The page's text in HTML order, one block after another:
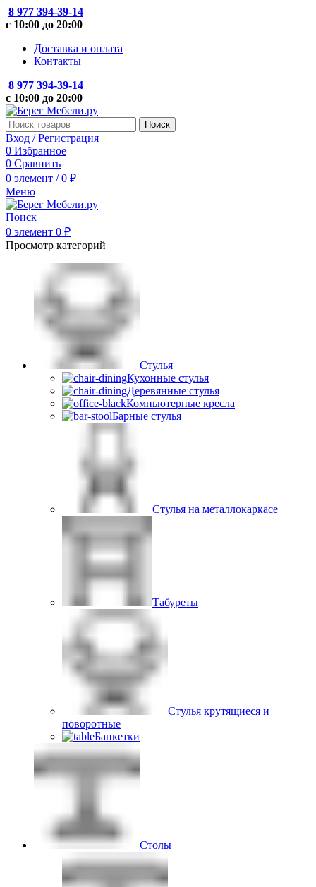
8 977 394-39-14
с 10:00 до 20:00
Доставка и оплата
Контакты
8 977 394-39-14
с 10:00 до 20:00
Поиск
Вход / Регистрация
0 Избранное
0 Сравнить
0 элемент / 0 ₽
Меню
Поиск
0 элемент 0 ₽
Просмотр категорий
Стулья
Кухонные стулья
Деревянные стулья
Компьютерные кресла
Барные стулья
Стулья на металлокаркасе
Табуреты
Стулья крутящиеся и
поворотные
Банкетки
Столы